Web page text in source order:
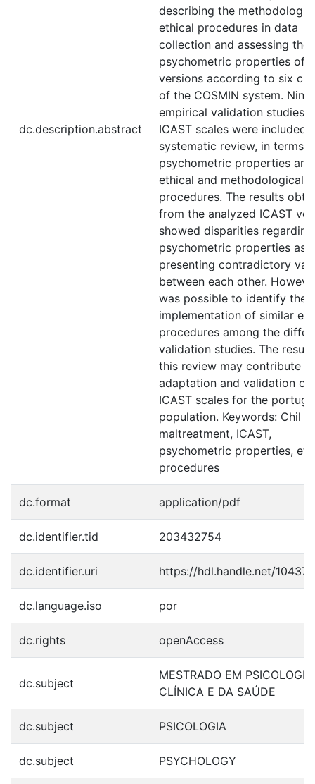
dc.description.abstract
describing the
ethical procedures in data
collection and assessing the
psychometric properties of
versions according to six
of the COSMIN system. Nine
empirical validation studies
ICAST scales were included
systematic review, in terms
psychometric properties and
ethical and methodological
procedures. The results
from the analyzed ICAST
showed disparities
psychometric properties
presenting contradictory
between each other.
was possible to identify the
implementation of similar
procedures among the
validation studies. The
this review may contribute
adaptation and validation of
ICAST scales for the
population. Keywords: Chil
maltreatment, ICAST,
psychometric properties,
procedures
dc.format application/pdf
dc.identifier.tid 203432754
dc.identifier.uri https://hdl.handle.net/10437/
dc.language.iso por
dc.rights openAccess
dc.subject
MESTRADO EM PSICOLOGIA
CLÍNICA E DA SAÚDE
dc.subject PSICOLOGIA
dc.subject PSYCHOLOGY